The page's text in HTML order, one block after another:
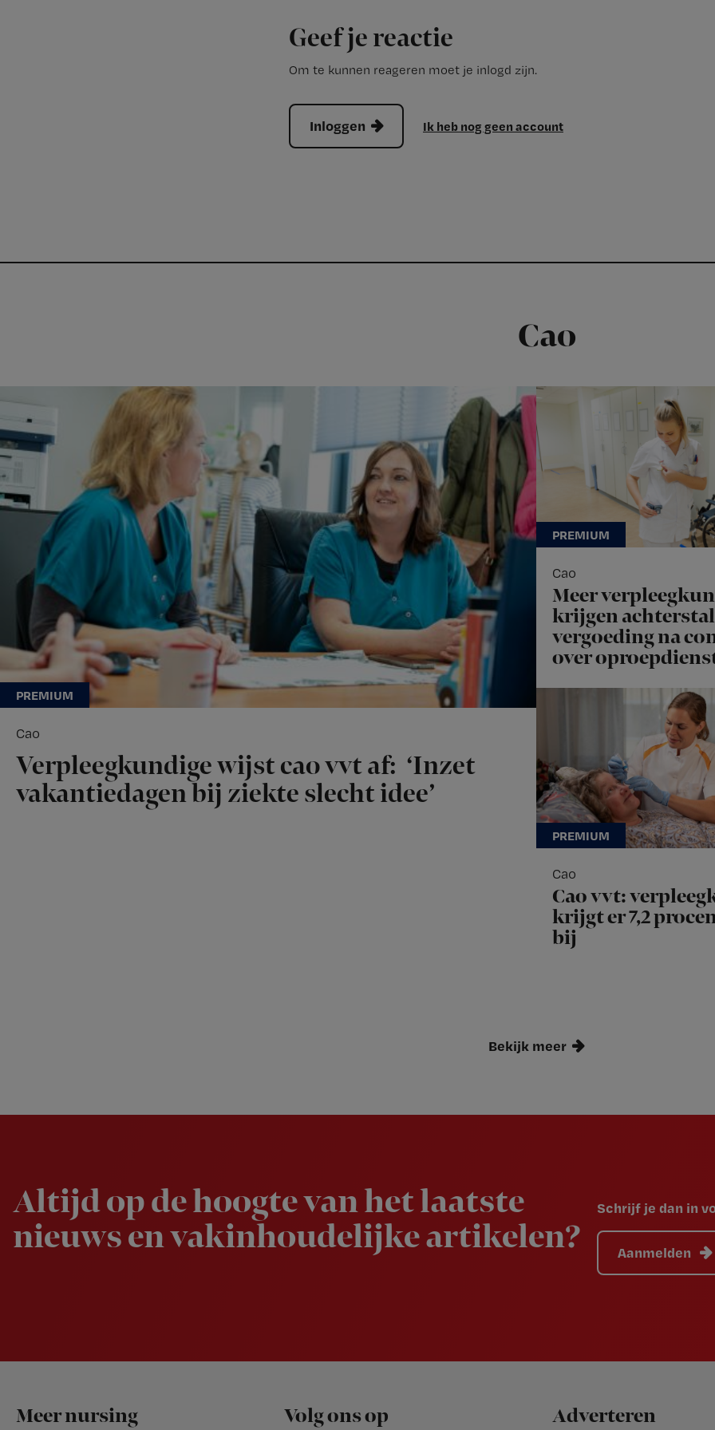
Geef je reactie
Om te kunnen reageren moet je inlogd zijn.
Inloggen Ik heb nog geen account
Cao
Cao
Verpleegkundige wijst cao vvt af: ‘Inzet
vakantiedagen bij ziekte slecht idee’
Cao
Meer
krijgen
vergoeding na
over
Cao
Cao vvt:
krijgt er 7,2
bij
Bekijk meer
Altijd op de hoogte van het laatste
nieuws en vakinhoudelijke artikelen?
Schrijf je dan in
Aanmelden
Footer
Meer nursing Volg ons op Adverteren